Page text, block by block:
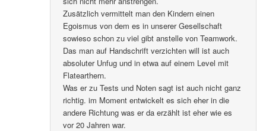
Zusätzlich vermittelt man den Kindern einen
Egoismus von dem es in unserer Gesellschaft
sowieso schon zu viel gibt anstelle von Teamwork.
Das man auf Handschrift verzichten will ist auch
absoluter Unfug und in etwa auf einem Level mit
Flatearthern.
Was er zu Tests und Noten sagt ist auch nicht ganz
richtig. im Moment entwickelt es sich eher in die
andere Richtung was er da erzählt ist eher wie es
vor 20 Jahren war.